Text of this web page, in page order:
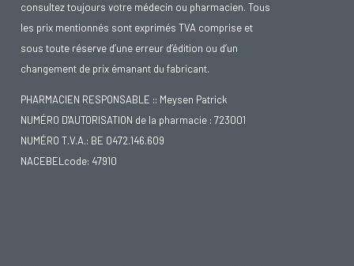
consultez toujours votre médecin ou pharmacien. Tous
les prix mentionnés sont exprimés TVA comprise et
sous toute réserve d’une erreur d’édition ou d’un
changement de prix émanant du fabricant.
PHARMACIEN RESPONSABLE :: Meysen Patrick
NUMÉRO D'AUTORISATION de la pharmacie : 723001
NUMÉRO T.V.A.: BE 0472.146.609
NACEBELcode: 47910